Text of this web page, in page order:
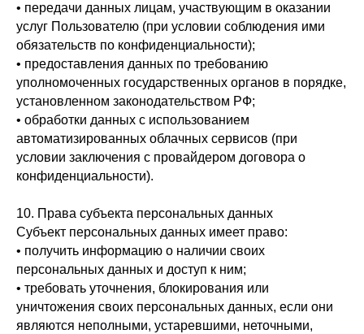
• передачи данных лицам, участвующим в оказании
услуг Пользователю (при условии соблюдения ими
обязательств по конфиденциальности);
• предоставления данных по требованию
уполномоченных государственных органов в порядке,
установленном законодательством РФ;
• обработки данных с использованием
автоматизированных облачных сервисов (при
условии заключения с провайдером договора о
конфиденциальности).
10. Права субъекта персональных данных
Субъект персональных данных имеет право:
• получить информацию о наличии своих
персональных данных и доступ к ним;
• требовать уточнения, блокирования или
уничтожения своих персональных данных, если они
являются неполными, устаревшими, неточными,